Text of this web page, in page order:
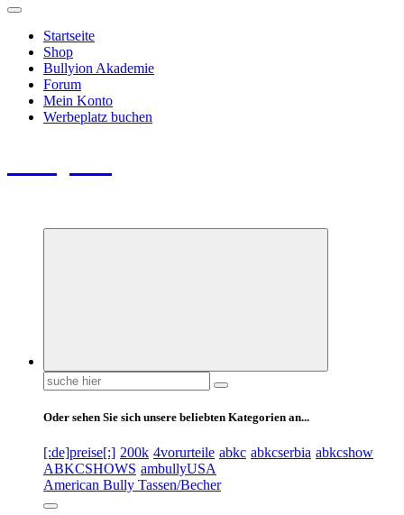
Startseite
Shop
Bullyion Akademie
Forum
Mein Konto
Werbeplatz buchen
Suchen
nach:
Oder sehen Sie sich unsere beliebten Kategorien an...
[:de]preise[:] 200k 4vorurteile abkc abkcserbia abkcshow
ABKCSHOWS ambullyUSA
American Bully Tassen/Becher